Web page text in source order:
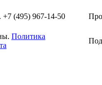
(495) 967-14-50
Политика